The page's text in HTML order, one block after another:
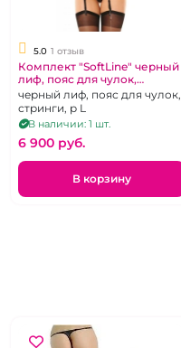
5.0 1 отзыв
Комплект "SoftLine" черный
лиф, пояс для чулок,
стринги размер L
черный лиф, пояс для чулок,
стринги, р L
В наличии: 1 шт.
6 900 pуб.
В корзину